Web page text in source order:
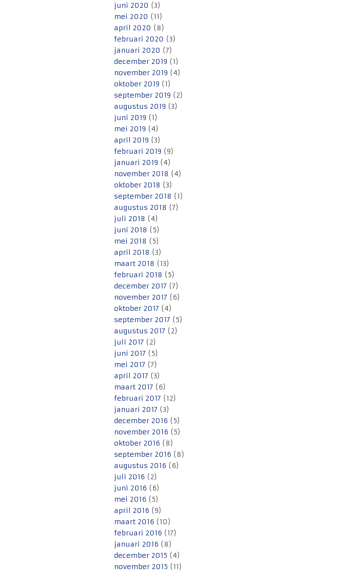
juni 2020 (3)
mei 2020 (11)
april 2020 (8)
februari 2020 (3)
januari 2020 (7)
december 2019 (1)
november 2019 (4)
oktober 2019 (1)
september 2019 (2)
augustus 2019 (3)
juni 2019 (1)
mei 2019 (4)
april 2019 (3)
februari 2019 (9)
januari 2019 (4)
november 2018 (4)
oktober 2018 (3)
september 2018 (1)
augustus 2018 (7)
juli 2018 (4)
juni 2018 (5)
mei 2018 (5)
april 2018 (3)
maart 2018 (13)
februari 2018 (5)
december 2017 (7)
november 2017 (6)
oktober 2017 (4)
september 2017 (5)
augustus 2017 (2)
juli 2017 (2)
juni 2017 (5)
mei 2017 (7)
april 2017 (3)
maart 2017 (6)
februari 2017 (12)
januari 2017 (3)
december 2016 (5)
november 2016 (5)
oktober 2016 (8)
september 2016 (8)
augustus 2016 (6)
juli 2016 (2)
juni 2016 (6)
mei 2016 (5)
april 2016 (9)
maart 2016 (10)
februari 2016 (17)
januari 2016 (8)
december 2015 (4)
november 2015 (11)